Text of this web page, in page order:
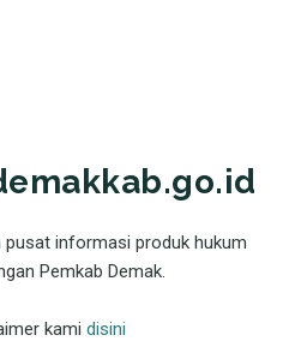
pusat informasi produk hukum
Pemkab Demak.
kami disini